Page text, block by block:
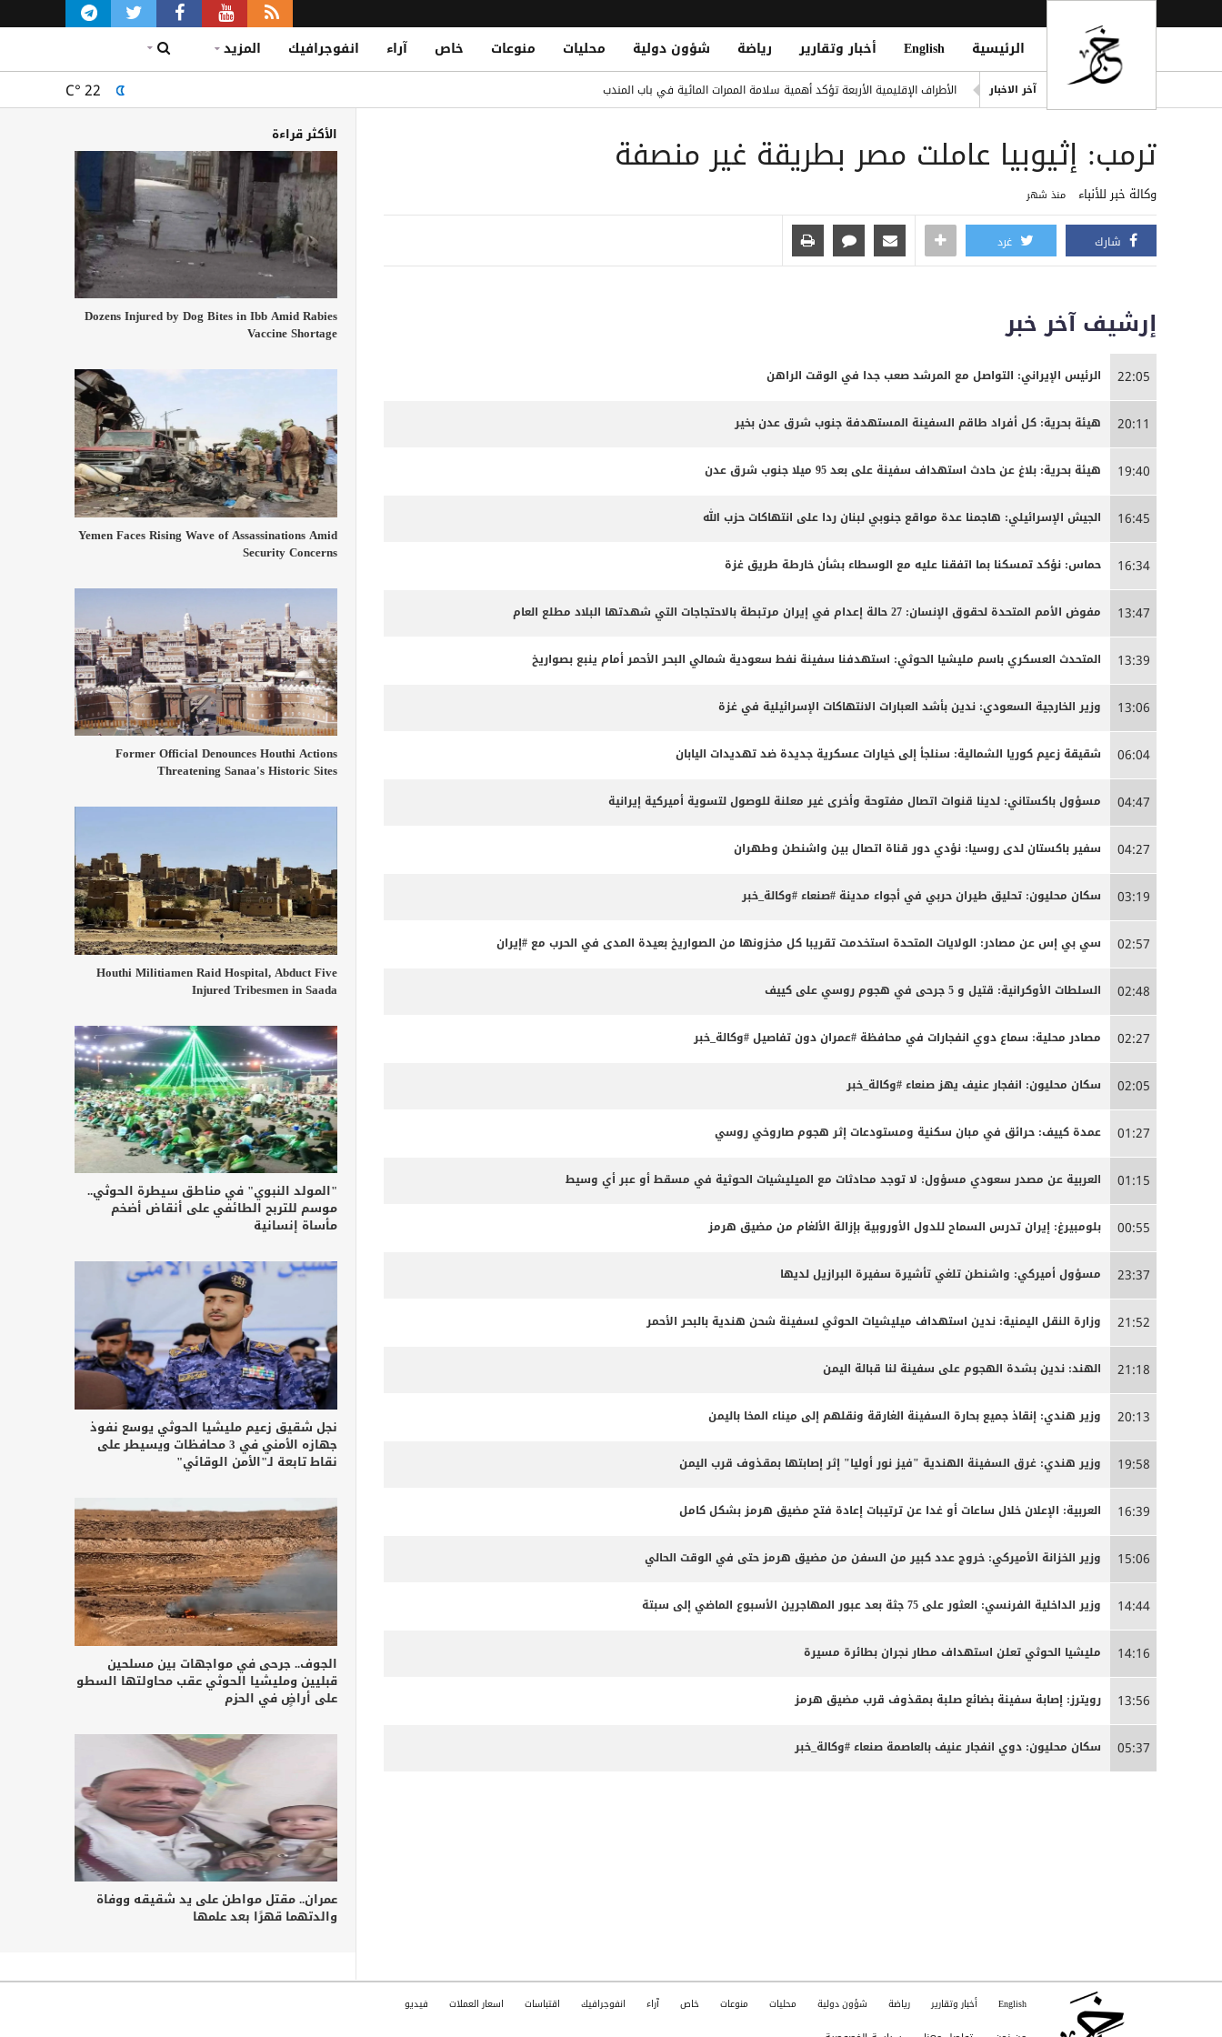
الرئيسية English أخبار وتقارير رياضة شؤون دولية محليات منوعات خاص آراء انفوجرافيك المزيد
آخر الاخبار
الأطراف الإقليمية الأربعة تؤكد أهمية سلامة الممرات المائية في باب المندب
العثور على امرأة مقتولة في منطقة هجدة بتعز
Yemen Central Bank Launches Unified Default Register to Boost Financial Stability
C° 22
ترمب: إثيوبيا عاملت مصر بطريقة غير منصفة
وكالة خبر للأنباء منذ شهر
شارك غرد
إرشيف آخر خبر
22:05 الرئيس الإيراني: التواصل مع المرشد صعب جدا في الوقت الراهن
20:11 هيئة بحرية: كل أفراد طاقم السفينة المستهدفة جنوب شرق عدن بخير
19:40 هيئة بحرية: بلاغ عن حادث استهداف سفينة على بعد 95 ميلا جنوب شرق عدن
16:45 الجيش الإسرائيلي: هاجمنا عدة مواقع جنوبي لبنان ردا على انتهاكات حزب الله
16:34 حماس: نؤكد تمسكنا بما اتفقنا عليه مع الوسطاء بشأن خارطة طريق غزة
13:47 مفوض الأمم المتحدة لحقوق الإنسان: 27 حالة إعدام في إيران مرتبطة بالاحتجاجات التي شهدتها البلاد مطلع العام
13:39 المتحدث العسكري باسم مليشيا الحوثي: استهدفنا سفينة نفط سعودية شمالي البحر الأحمر أمام ينبع بصواريخ
13:06 وزير الخارجية السعودي: ندين بأشد العبارات الانتهاكات الإسرائيلية في غزة
06:04 شقيقة زعيم كوريا الشمالية: سنلجأ إلى خيارات عسكرية جديدة ضد تهديدات اليابان
04:47 مسؤول باكستاني: لدينا قنوات اتصال مفتوحة وأخرى غير معلنة للوصول لتسوية أميركية إيرانية
04:27 سفير باكستان لدى روسيا: نؤدي دور قناة اتصال بين واشنطن وطهران
03:19 سكان محليون: تحليق طيران حربي في أجواء مدينة #صنعاء #وكالة_خبر
02:57 سي بي إس عن مصادر: الولايات المتحدة استخدمت تقريبا كل مخزونها من الصواريخ بعيدة المدى في الحرب مع #إيران
02:48 السلطات الأوكرانية: قتيل و 5 جرحى في هجوم روسي على كييف
02:27 مصادر محلية: سماع دوي انفجارات في محافظة #عمران دون تفاصيل #وكالة_خبر
02:05 سكان محليون: انفجار عنيف يهز صنعاء #وكالة_خبر
01:27 عمدة كييف: حرائق في مبان سكنية ومستودعات إثر هجوم صاروخي روسي
01:15 العربية عن مصدر سعودي مسؤول: لا توجد محادثات مع الميليشيات الحوثية في مسقط أو عبر أي وسيط
00:55 بلومبيرغ: إيران تدرس السماح للدول الأوروبية بإزالة الألغام من مضيق هرمز
23:37 مسؤول أميركي: واشنطن تلغي تأشيرة سفيرة البرازيل لديها
21:52 وزارة النقل اليمنية: ندين استهداف ميليشيات الحوثي لسفينة شحن هندية بالبحر الأحمر
21:18 الهند: ندين بشدة الهجوم على سفينة لنا قبالة اليمن
20:13 وزير هندي: إنقاذ جميع بحارة السفينة الغارقة ونقلهم إلى ميناء المخا باليمن
19:58 وزير هندي: غرق السفينة الهندية "فيز نور أوليا" إثر إصابتها بمقذوف قرب اليمن
16:39 العربية: الإعلان خلال ساعات أو غدا عن ترتيبات إعادة فتح مضيق هرمز بشكل كامل
15:06 وزير الخزانة الأميركي: خروج عدد كبير من السفن من مضيق هرمز حتى في الوقت الحالي
14:44 وزير الداخلية الفرنسي: العثور على 75 جثة بعد عبور المهاجرين الأسبوع الماضي إلى سبتة
14:16 مليشيا الحوثي تعلن استهداف مطار نجران بطائرة مسيرة
13:56 رويترز: إصابة سفينة بضائع صلبة بمقذوف قرب مضيق هرمز
05:37 سكان محليون: دوي انفجار عنيف بالعاصمة صنعاء #وكالة_خبر
الأكثر قراءة
Dozens Injured by Dog Bites in Ibb Amid Rabies
Vaccine Shortage
Yemen Faces Rising Wave of Assassinations Amid
Security Concerns
Former Official Denounces Houthi Actions
Threatening Sanaa's Historic Sites
Houthi Militiamen Raid Hospital, Abduct Five
Injured Tribesmen in Saada
"المولد النبوي" في مناطق سيطرة الحوثي..
موسم للتربح الطائفي على أنقاض أضخم
مأساة إنسانية
نجل شقيق زعيم مليشيا الحوثي يوسع نفوذ
جهازه الأمني في 3 محافظات ويسيطر على
نقاط تابعة لـ"الأمن الوقائي"
الجوف.. جرحى في مواجهات بين مسلحين
قبليين ومليشيا الحوثي عقب محاولتها السطو
على أراضٍ في الحزم
عمران.. مقتل مواطن على يد شقيقه ووفاة
والدتهما قهرًا بعد علمها
English أخبار وتقارير رياضة شؤون دولية محليات منوعات خاص آراء انفوجرافيك اقتباسات اسعار العملات فيديو